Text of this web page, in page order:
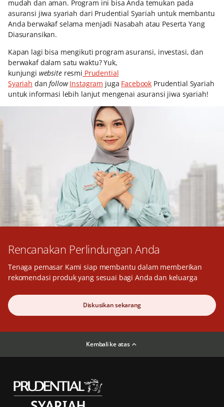
mudah dan aman. Program ini bisa Anda temukan pada
asuransi jiwa syariah dari Prudential Syariah untuk membantu
Anda berwakaf selama menjadi Nasabah atau Peserta Yang
Diasuransikan.
Kapan lagi bisa mengikuti program asuransi, investasi, dan
berwakaf dalam satu waktu? Yuk,
kunjungi website resmi Prudential
Syariah danfollowInstagram juga Facebook Prudential Syariah
untuk informasi lebih lanjut mengenai asuransi jiwa syariah!
Rencanakan Perlindungan Anda
Tenaga pemasar Kami siap membantu dalam memberikan
rekomendasi produk yang sesuai bagi Anda dan keluarga
Diskusikan sekarang
Kembali ke atas